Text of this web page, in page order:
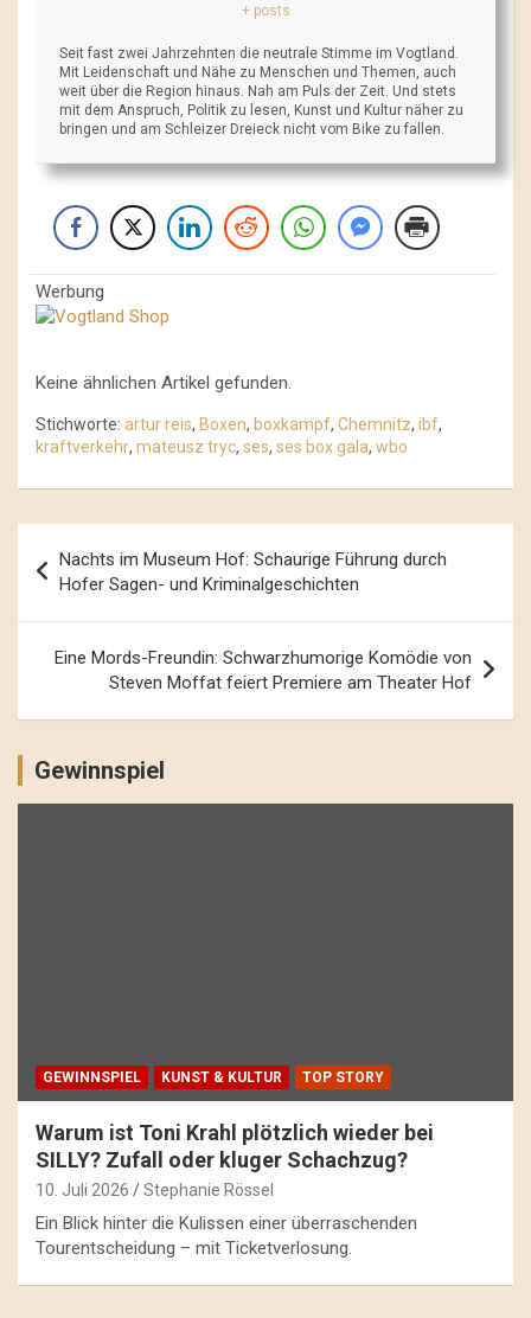
+ posts
Seit fast zwei Jahrzehnten die neutrale Stimme im Vogtland.
Mit Leidenschaft und Nähe zu Menschen und Themen, auch
weit über die Region hinaus. Nah am Puls der Zeit. Und stets
mit dem Anspruch, Politik zu lesen, Kunst und Kultur näher zu
bringen und am Schleizer Dreieck nicht vom Bike zu fallen.
Werbung
Keine ähnlichen Artikel gefunden.
Stichworte: artur reis, Boxen, boxkampf, Chemnitz, ibf,
kraftverkehr, mateusz tryc, ses, ses box gala, wbo
Navigation
Nachts im Museum Hof: Schaurige Führung durch
Hofer Sagen- und Kriminalgeschichten
Eine Mords-Freundin: Schwarzhumorige Komödie von
Steven Moffat feiert Premiere am Theater Hof
Gewinnspiel
GEWINNSPIEL KUNST & KULTUR TOP STORY
Warum ist Toni Krahl plötzlich wieder bei
SILLY? Zufall oder kluger Schachzug?
10. Juli 2026 Stephanie Rössel
Ein Blick hinter die Kulissen einer überraschenden
Tourentscheidung – mit Ticketverlosung.